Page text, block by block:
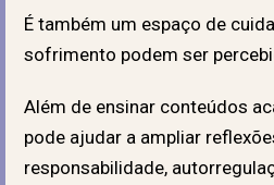
É também um espaço de
sofrimento podem ser
Além de ensinar conteúdos
pode ajudar a ampliar
responsabilidade,